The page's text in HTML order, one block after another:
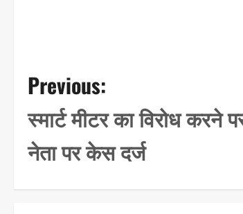
P
s
t
Previous:
स्मार्ट मीटर का विरोध करने
नेता पर केस दर्ज